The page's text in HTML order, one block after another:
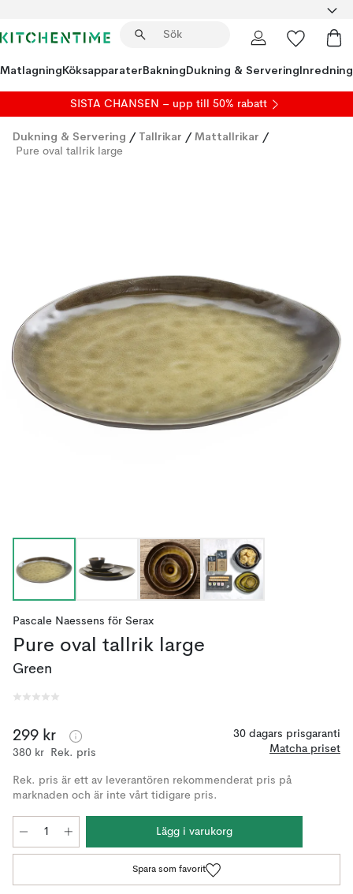
MatlagningKöksapparaterBakningDukning & ServeringInredning
SISTA CHANSEN – upp till 50% rabatt
Dukning & Servering / Tallrikar / Mattallrikar /
Pure oval tallrik large
Pascale Naessens för Serax
Pure oval tallrik large
Green
299 kr
380 kr Rek. pris
30 dagars prisgaranti
Matcha priset
Rek. pris är ett av leverantören rekommenderat pris på
marknaden och är inte vårt tidigare pris.
Lägg i varukorg
Spara som favorit